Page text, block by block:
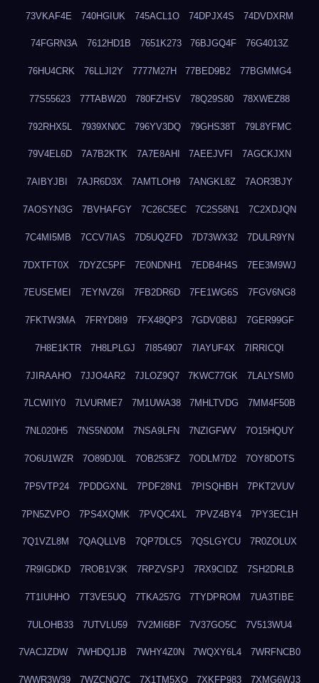
73VKAF4E 740HGIUK 745ACL1O 74DPJX4S 74DVDXRM
74FGRN3A 7612HD1B 7651K273 76BJGQ4F 76G4013Z
76HU4CRK 76LLJI2Y 7777M27H 77BED9B2 77BGMMG4
77S55623 77TABW20 780FZHSV 78Q29S80 78XWEZ88
792RHX5L 7939XN0C 796YV3DQ 79GHS38T 79L8YFMC
79V4EL6D 7A7B2KTK 7A7E8AHI 7AEEJVFI 7AGCKJXN
7AIBYJBI 7AJR6D3X 7AMTLOH9 7ANGKL8Z 7AOR3BJY
7AOSYN3G 7BVHAFGY 7C26C5EC 7C2S58N1 7C2XDJQN
7C4MI5MB 7CCV7IAS 7D5UQZFD 7D73WX32 7DULR9YN
7DXTFT0X 7DYZC5PF 7E0NDNH1 7EDB4H4S 7EE3M9WJ
7EUSEMEI 7EYNVZ6I 7FB2DR6D 7FE1WG6S 7FGV6NG8
7FKTW3MA 7FRYD8I9 7FX48QP3 7GDV0B8J 7GER99GF
7H8E1KTR 7H8LPLGJ 7I854907 7IAYUF4X 7IRRICQI
7JIRAAHO 7JJO4AR2 7JLOZ9Q7 7KWC77GK 7LALYSM0
7LCWIIY0 7LVURME7 7M1UWA38 7MHLTVDG 7MM4F50B
7NL020H5 7NS5N00M 7NSA9LFN 7NZIGFWV 7O15HQUY
7O6U1WZR 7O89DJ0L 7OB253FZ 7ODLM7D2 7OY8DOTS
7P5VTP24 7PDDGXNL 7PDF28N1 7PISQHBH 7PKT2VUV
7PN5ZVPO 7PS4XQMK 7PVQC4XL 7PVZ4BY4 7PY3EC1H
7Q1VZL8M 7QAQLLVB 7QP7DLC5 7QSLGYCU 7R0ZOLUX
7R9IGDKD 7ROB1V3K 7RPZVSPJ 7RX9CIDZ 7SH2DRLB
7T1IUHHO 7T3VE5UQ 7TKA257G 7TYDPROM 7UA3TIBE
7ULOHB33 7UTVLU59 7V2MI6BF 7V37GO5C 7V513WU4
7VACJZDW 7WHDQ1JB 7WHY4Z0N 7WQXY6L4 7WRFNCB0
7WWR3W39 7WZCNQ7C 7X1TM5XQ 7XKFP983 7XMG6WJ3